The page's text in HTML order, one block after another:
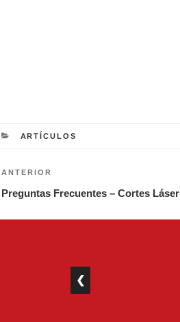
CATEGORÍAS
ARTÍCULOS
Navegación
de
entradas
Entrada
anterior:
ANTERIOR
Preguntas Frecuentes – Cortes Láser
❮